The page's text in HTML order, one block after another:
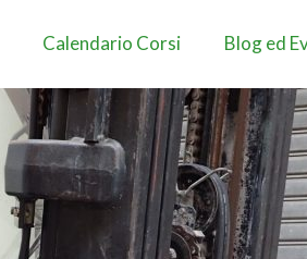
Calendario Corsi Blog ed